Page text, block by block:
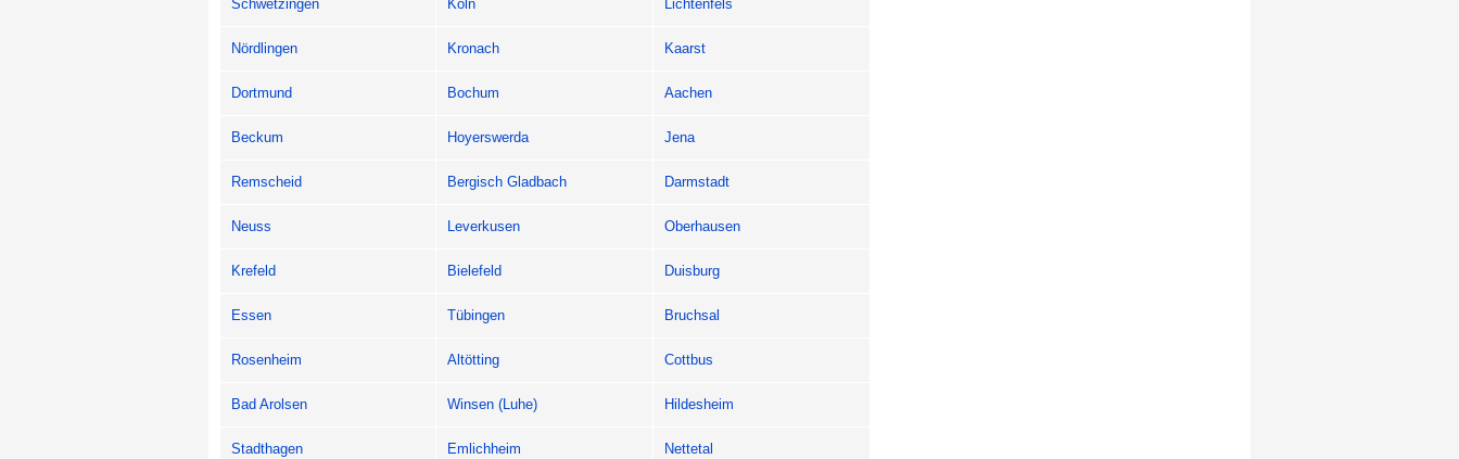
Schwetzingen Köln Lichtenfels
Nördlingen Kronach Kaarst
Dortmund Bochum Aachen
Beckum Hoyerswerda Jena
Remscheid Bergisch Gladbach Darmstadt
Neuss Leverkusen Oberhausen
Krefeld Bielefeld Duisburg
Essen Tübingen Bruchsal
Rosenheim Altötting Cottbus
Bad Arolsen Winsen (Luhe) Hildesheim
Stadthagen Emlichheim Nettetal